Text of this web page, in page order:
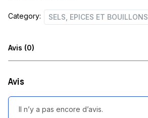
Category: SELS, EPICES ET BOUILLONS
Avis (0)
Avis
Il n’y a pas encore d’avis.